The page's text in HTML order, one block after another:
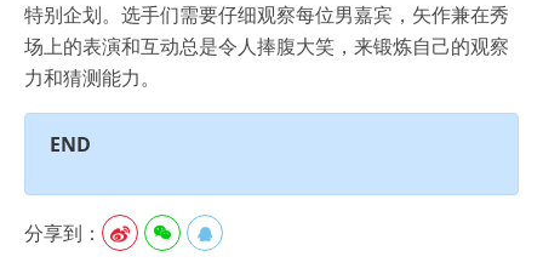
特别企划。选手们需要仔细观察每位男嘉宾，矢作兼在秀
场上的表演和互动总是令人捧腹大笑，来锻炼自己的观察
力和猜测能力。
END
分享到：   